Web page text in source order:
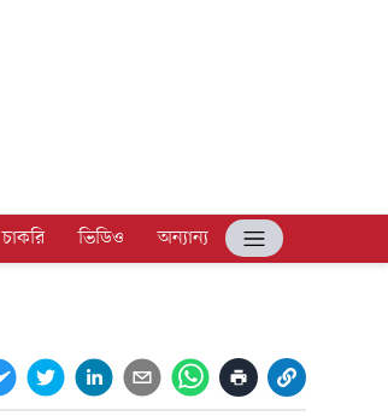
চাকরি ভিডিও
অন্যান্য